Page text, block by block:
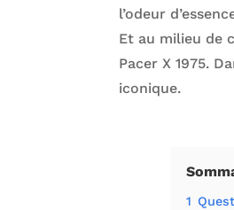
l’odeur
Et au milieu de
Pacer X 1975.
iconique.
1